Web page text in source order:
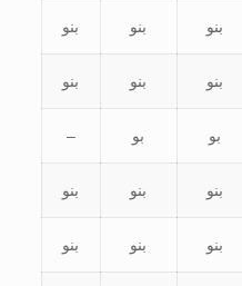
بنو بنو بنو
بنو بنو بنو
بو بو –
بنو بنو بنو
بنو بنو بنو